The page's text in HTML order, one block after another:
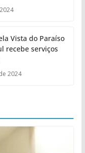
Vista do Paraíso
recebe serviços
2024